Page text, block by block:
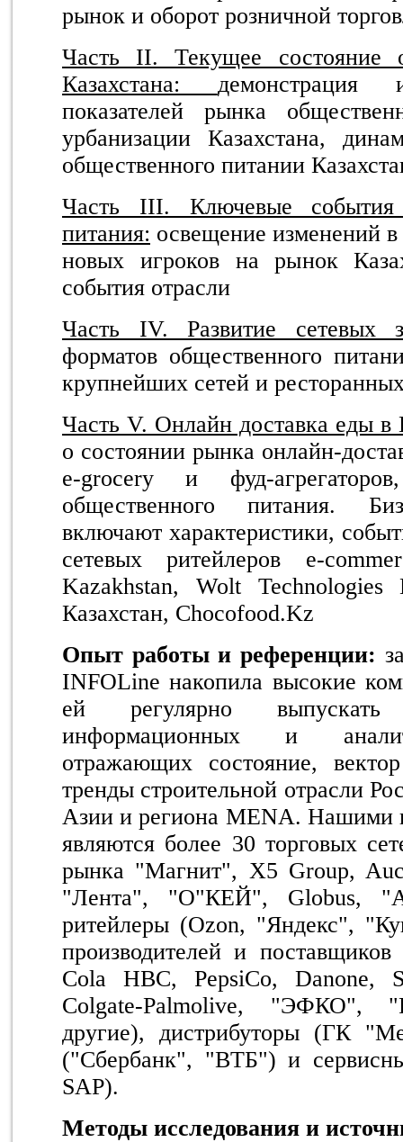
рынок и оборот розничной
Часть II. Текущее состояние
Казахстана:
показателей рынка
урбанизации Казахстана,
общественного питании
Часть III. Ключевые события
питания: освещение изменений в
новых игроков на рынок
события отрасли
Часть IV. Развитие сетевых
форматов общественного
крупнейших сетей и
Часть V. Онлайн доставка еды в
о состоянии рынка онлайн-
e-grocery и фуд-
общественного питания.
включают характеристики,
сетевых ритейлеров e-
Kazakhstan, Wolt Technologies
Казахстан, Chocofood.Kz
Опыт работы и референции:
INFOLine накопила высокие
ей регулярно
информационных и
отражающих состояние,
тренды строительной отрасли
Азии и региона MENA. Нашими
являются более 30 торговых
рынка "Магнит", X5 Group,
"Лента", "О"КЕЙ", Globus,
ритейлеры (Ozon, "Яндекс",
производителей и
Cola HBC, PepsiCo, Danone,
Colgate-Palmolive, "ЭФКО",
другие), дистрибуторы (ГК
("Сбербанк", "ВТБ") и
SAP).
Методы исследования и